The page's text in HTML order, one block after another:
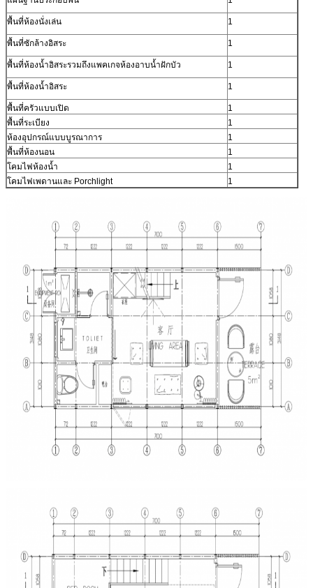
พื้นที่ห้องนั่งเล่น 1
พื้นที่ซักล้างอิสระ 1
พื้นที่ห้องน้ำอิสระรวมถึงแพคเกจห้องอาบน้ำฝักบัว 1
พื้นที่ห้องน้ำอิสระ 1
พื้นที่ครัวแบบเปิด
1
พื้นที่ระเบียง
1
ห้องอุปกรณ์แบบบูรณาการ
1
พื้นที่ห้องนอน
1
โคมไฟห้องน้ำ
1
โคมไฟเพดานและ Porchlight
1